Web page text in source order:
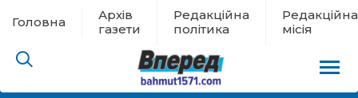
Головна
Архів
газети
Редакційна
політика
Редакційна
місія